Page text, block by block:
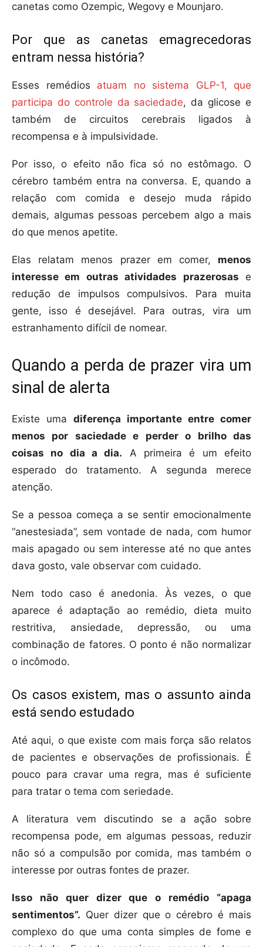
canetas como Ozempic, Wegovy e Mounjaro.
Por que as canetas emagrecedoras
entram nessa história?
Esses remédios atuam no sistema GLP-1, que
participa do controle da saciedade, da glicose e
também de circuitos cerebrais ligados à
recompensa e à impulsividade.
Por isso, o efeito não fica só no estômago. O
cérebro também entra na conversa. E, quando a
relação com comida e desejo muda rápido
demais, algumas pessoas percebem algo a mais
do que menos apetite.
Elas relatam menos prazer em comer, menos
interesse em outras atividades prazerosas e
redução de impulsos compulsivos. Para muita
gente, isso é desejável. Para outras, vira um
estranhamento difícil de nomear.
Quando a perda de prazer vira um
sinal de alerta
Existe uma diferença importante entre comer
menos por saciedade e perder o brilho das
coisas no dia a dia. A primeira é um efeito
esperado do tratamento. A segunda merece
atenção.
Se a pessoa começa a se sentir emocionalmente
“anestesiada”, sem vontade de nada, com humor
mais apagado ou sem interesse até no que antes
dava gosto, vale observar com cuidado.
Nem todo caso é anedonia. Às vezes, o que
aparece é adaptação ao remédio, dieta muito
restritiva, ansiedade, depressão, ou uma
combinação de fatores. O ponto é não normalizar
o incômodo.
Os casos existem, mas o assunto ainda
está sendo estudado
Até aqui, o que existe com mais força são relatos
de pacientes e observações de profissionais. É
pouco para cravar uma regra, mas é suficiente
para tratar o tema com seriedade.
A literatura vem discutindo se a ação sobre
recompensa pode, em algumas pessoas, reduzir
não só a compulsão por comida, mas também o
interesse por outras fontes de prazer.
Isso não quer dizer que o remédio “apaga
sentimentos”. Quer dizer que o cérebro é mais
complexo do que uma conta simples de fome e